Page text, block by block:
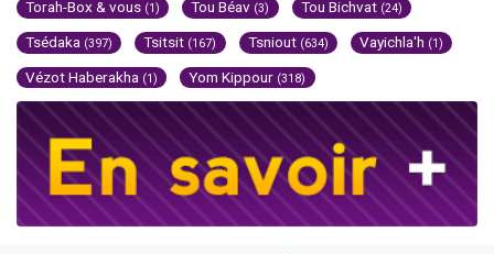
Torah-Box & vous (1) Tou Béav (3) Tou Bichvat (24)
Tsédaka (397) Tsitsit (167) Tsniout (634) Vayichla'h (1)
Vézot Haberakha (1) Yom Kippour (318)